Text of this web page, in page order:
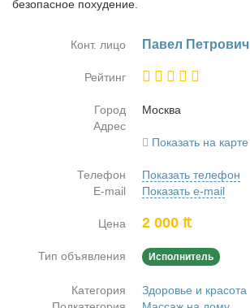
безопасное похудение.
Конт. лицо Па­вел Пет­ро­вич
Рейтинг
Город
Москва
Адрес
Показать на карте
Телефон
Показать телефон
E-mail
Показать e-mail
Цена 2 000 ₶
Тип объявления Исполнитель
Категория
Здоровье и красота